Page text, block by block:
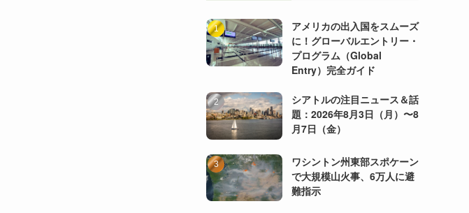
アメリカの出入国をスムーズ
に！グローバルエントリー・
プログラム（Global
Entry）完全ガイド
シアトルの注目ニュース＆話
題：2026年8月3日（月）〜8
月7日（金）
ワシントン州東部スポケーン
で大規模山火事、6万人に避
難指示